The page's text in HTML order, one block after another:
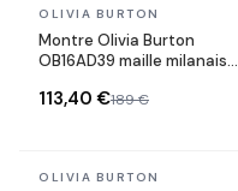
En stock
OLIVIA BURTON
Montre Olivia Burton
OB16AD39 maille milanaise
113,40 €189 €
En stock
OLIVIA BURTON